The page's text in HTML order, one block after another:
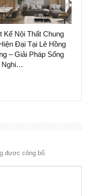
Kế Nội Thất Chung
Đại Tại Lê Hồng
– Giải Pháp Sống
Nghi…
được công bố.